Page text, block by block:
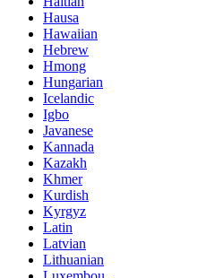
Hausa
Hawaiian
Hebrew
Hmong
Hungarian
Icelandic
Igbo
Javanese
Kannada
Kazakh
Khmer
Kurdish
Kyrgyz
Latin
Latvian
Lithuanian